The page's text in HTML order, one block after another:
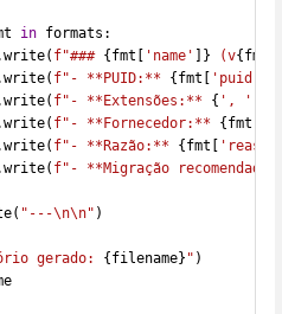
in formats:
f"### {fmt[ 'name' ]} (v{fmt[
f"- **PUID:** {fmt[ 'puid'
f"- **Extensões:** { ', '
f"- **Fornecedor:** {fmt[
f"- **Razão:** {fmt[
f"- **Migração
"---\n\n" )
gerado: {filename} " )